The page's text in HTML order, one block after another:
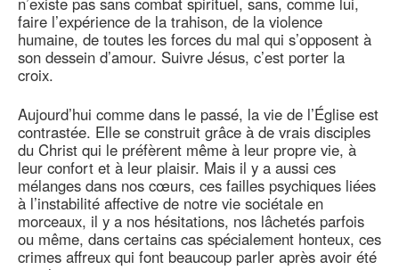
faire l’expérience de la trahison, de la violence
humaine, de toutes les forces du mal qui s’opposent à
son dessein d’amour. Suivre Jésus, c’est porter la
croix.
Aujourd’hui comme dans le passé, la vie de l’Église est
contrastée. Elle se construit grâce à de vrais disciples
du Christ qui le préfèrent même à leur propre vie, à
leur confort et à leur plaisir. Mais il y a aussi ces
mélanges dans nos cœurs, ces failles psychiques liées
à l’instabilité affective de notre vie sociétale en
morceaux, il y a nos hésitations, nos lâchetés parfois
ou même, dans certains cas spécialement honteux, ces
crimes affreux qui font beaucoup parler après avoir été